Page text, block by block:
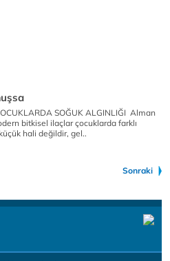
SOĞUK ALGINLIĞI Alman
bitkisel ilaçlar çocuklarda farklı
hali değildir, gel..
Sonraki